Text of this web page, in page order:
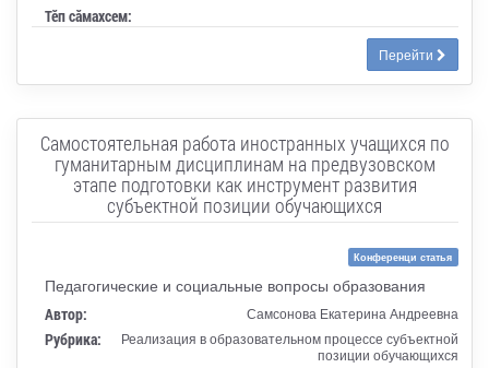
Тӗп сӑмахсем:
Перейти
Самостоятельная работа иностранных учащихся по
гуманитарным дисциплинам на предвузовском
этапе подготовки как инструмент развития
субъектной позиции обучающихся
Конференци статья
Педагогические и социальные вопросы образования
Автор: Самсонова Екатерина Андреевна
Рубрика:
Реализация в образовательном процессе субъектной
позиции обучающихся